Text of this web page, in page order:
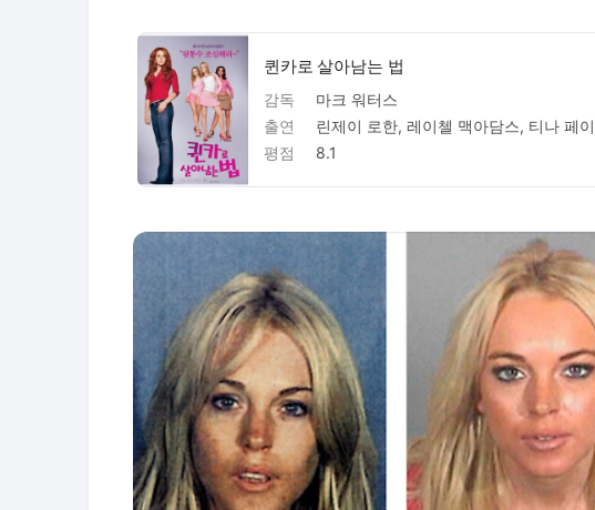
퀸카로 살아남는 법
감독
마크 워터스
출연
평점
8.1